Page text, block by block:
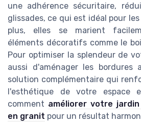
une adhérence sécuritaire,
glissades, ce qui est idéal pour
plus, elles se marient
éléments décoratifs comme le
Pour optimiser la splendeur de
aussi d'aménager les
solution complémentaire qui
l'esthétique de votre espace
comment améliorer votre
en granit pour un résultat